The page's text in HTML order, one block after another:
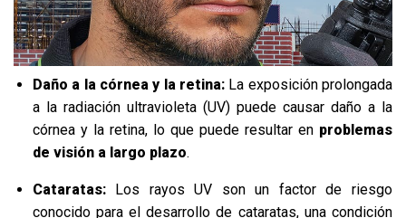
Daño a la córnea y la retina:La exposición prolongada
a la radiación ultravioleta (UV) puede causar daño a la
córnea y la retina, lo que puede resultar en problemas
de visión a largo plazo.
Cataratas: Los rayos UV son un factor de riesgo
conocido para el desarrollo de cataratas, una condición